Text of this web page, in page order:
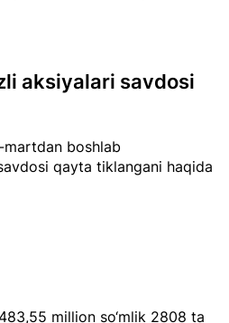
boshlab
qayta tiklangani haqida
aksiyalari savdosi
million so‘mlik 2808 ta